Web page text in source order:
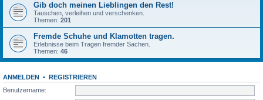
Gib doch meinen Lieblingen den Rest!
Tauschen, verleihen und verschenken.
Themen: 201
Fremde Schuhe und Klamotten tragen.
Erlebnisse beim Tragen fremder Sachen.
Themen: 46
ANMELDEN • REGISTRIEREN
Benutzername: